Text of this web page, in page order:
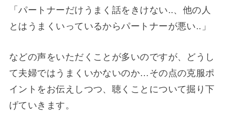
「パートナーだけうまく話をきけない..、他の人
とはうまくいっているからパートナーが悪い..」
などの声をいただくことが多いのですが、どうし
て夫婦ではうまくいかないのか…その点の克服ポ
イントをお伝えしつつ、聴くことについて掘り下
げていきます。